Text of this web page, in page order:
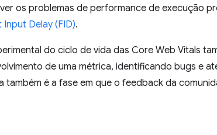
os problemas de performance de execução
Input Delay (FID).
do ciclo de vida das Core Web Vitals
de uma métrica, identificando bugs e
também é a fase em que o feedback da